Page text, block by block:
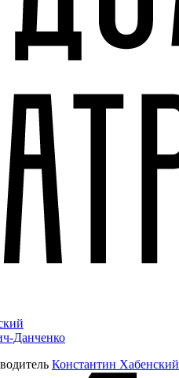
Данченко
Константин Хабенский